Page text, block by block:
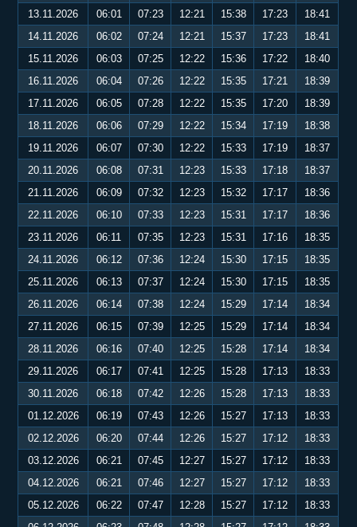
13.11.2026
06:01 07:23 12:21 15:38 17:23
18:41
14.11.2026
06:02 07:24 12:21 15:37 17:23
18:41
15.11.2026
06:03 07:25 12:22 15:36 17:22
18:40
16.11.2026
06:04 07:26 12:22 15:35 17:21
18:39
17.11.2026
06:05 07:28 12:22 15:35 17:20
18:39
18.11.2026
06:06 07:29 12:22 15:34 17:19
18:38
19.11.2026
06:07 07:30 12:22 15:33 17:19
18:37
20.11.2026
06:08 07:31 12:23 15:33 17:18
18:37
21.11.2026
06:09 07:32 12:23 15:32 17:17
18:36
22.11.2026
06:10 07:33 12:23 15:31 17:17
18:36
23.11.2026
06:11 07:35 12:23 15:31 17:16
18:35
24.11.2026
06:12 07:36 12:24 15:30 17:15
18:35
25.11.2026
06:13 07:37 12:24 15:30 17:15
18:35
26.11.2026
06:14 07:38 12:24 15:29 17:14
18:34
27.11.2026
06:15 07:39 12:25 15:29 17:14
18:34
28.11.2026
06:16 07:40 12:25 15:28 17:14
18:34
29.11.2026
06:17 07:41 12:25 15:28 17:13
18:33
30.11.2026
06:18 07:42 12:26 15:28 17:13
18:33
01.12.2026
06:19 07:43 12:26 15:27 17:13
18:33
02.12.2026
06:20 07:44 12:26 15:27 17:12
18:33
03.12.2026
06:21 07:45 12:27 15:27 17:12
18:33
04.12.2026
06:21 07:46 12:27 15:27 17:12
18:33
05.12.2026
06:22 07:47 12:28 15:27 17:12
18:33